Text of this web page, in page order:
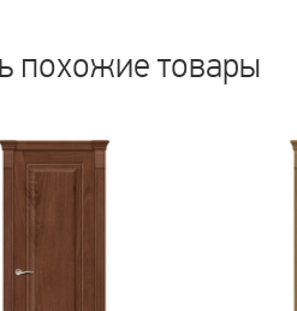
похожие товары